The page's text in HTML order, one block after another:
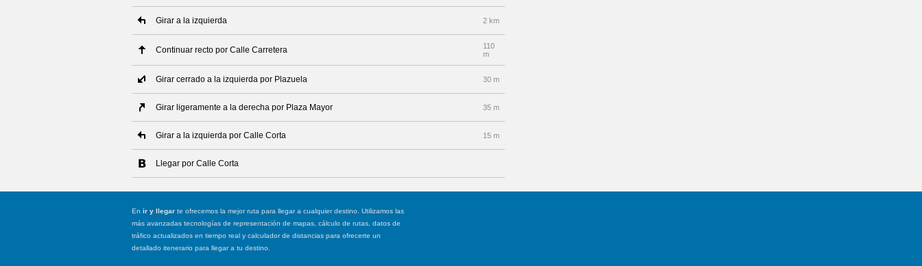
Girar a la izquierda 2 km
Continuar recto por Calle Carretera
110
m
Girar cerrado a la izquierda por Plazuela 30 m
Girar ligeramente a la derecha por Plaza Mayor 35 m
Girar a la izquierda por Calle Corta 15 m
Llegar por Calle Corta
En ir y llegar te ofrecemos la mejor ruta para llegar a cualquier destino. Utilizamos las
más avanzadas tecnologías de representación de mapas, cálculo de rutas, datos de
tráfico actualizados en tiempo real y calculador de distancias para ofrecerte un
detallado itenerario para llegar a tu destino.